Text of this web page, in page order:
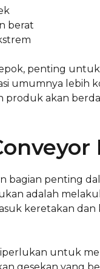
berat
penting
umumnya lebih
produk akan
bagian penting
adalah
keretakan
untuk